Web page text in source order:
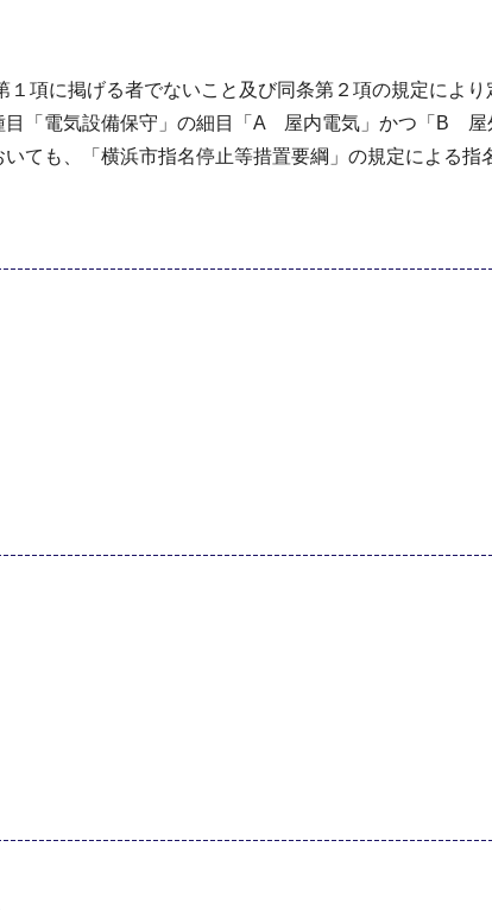
項に掲げる者でないこと及び同条第２項の規定により
「電気設備保守」の細目「A 屋内電気」かつ「B 屋
ても、「横浜市指名停止等措置要綱」の規定による指